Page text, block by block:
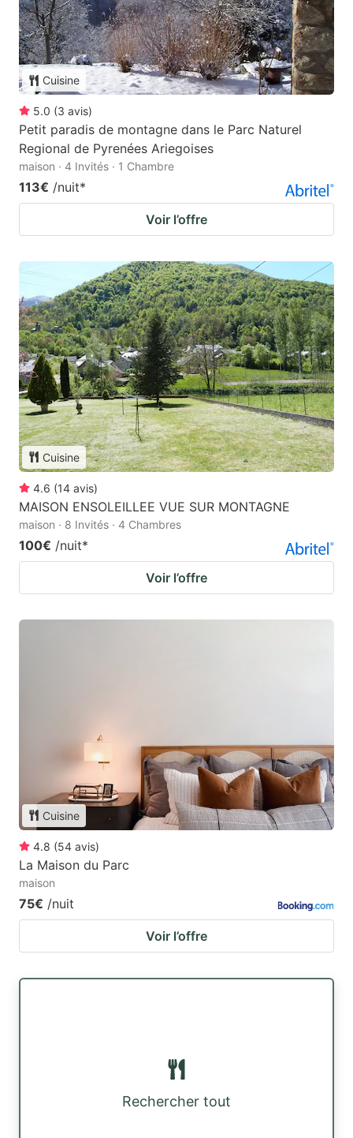
Cuisine
5.0 (3 avis)
Petit paradis de montagne dans le Parc Naturel
Regional de Pyrenées Ariegoises
maison · 4 Invités · 1 Chambre
113€ /nuit*
Voir l’offre
Cuisine
4.6 (14 avis)
MAISON ENSOLEILLEE VUE SUR MONTAGNE
maison · 8 Invités · 4 Chambres
100€ /nuit*
Voir l’offre
Cuisine
4.8 (54 avis)
La Maison du Parc
maison
75€ /nuit
Voir l’offre
Rechercher tout